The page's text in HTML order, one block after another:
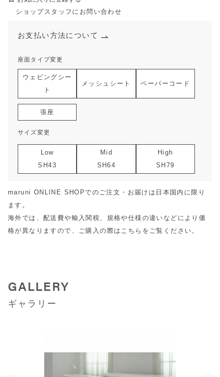
ショップスタッフにお問い合わせ
座面タイプ変更
ウェビングシー
ト
メッシュシート ペーパーコード
張座
サイズ変更
Low
SH43
Mid
SH64
High
SH79
お支払い方法について
maruni ONLINE SHOPでのご注文・お届けは日本国内に限り
ます。
海外では、配送費や輸入関税、規格や仕様の違いなどにより価
格が異なりますので、ご購入の際は こちら をご覧ください。
GALLERY
ギャラリー